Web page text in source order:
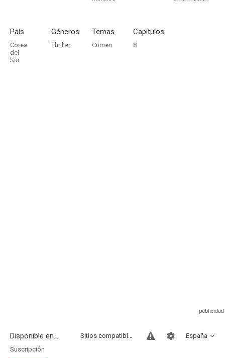
País
Corea
del
Sur
Géneros
Thriller
Temas
Crimen
Capítulos
8
Disponible en... España
Sitios compatibles
Suscripción